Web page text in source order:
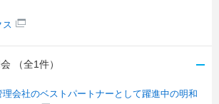
ス
（全1件）
会社のベストパートナーとして躍進中の明和